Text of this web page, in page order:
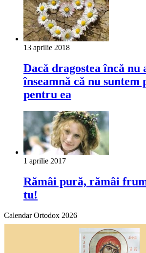
13 aprilie 2018
Dacă dragostea încă nu
înseamnă că nu suntem
pentru ea
1 aprilie 2017
Rămâi pură, rămâi
tu!
Calendar Ortodox 2026